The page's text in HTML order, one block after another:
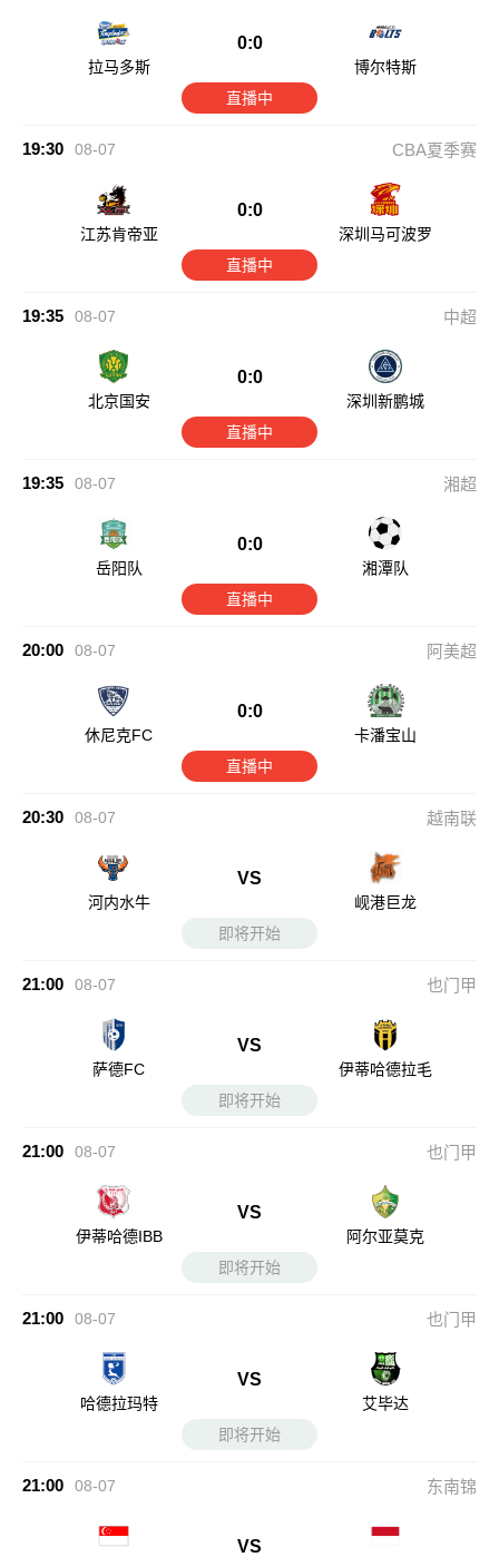
拉马多斯
0:0
博尔特斯
直播中
19:30 08-07 CBA夏季赛
江苏肯帝亚
0:0
深圳马可波罗
直播中
19:35 08-07 中超
北京国安
0:0
深圳新鹏城
直播中
19:35 08-07 湘超
岳阳队
0:0
湘潭队
直播中
20:00 08-07 阿美超
休尼克FC
0:0
卡潘宝山
直播中
20:30 08-07 越南联
河内水牛
VS
岘港巨龙
即将开始
21:00 08-07 也门甲
萨德FC
VS
伊蒂哈德拉毛
即将开始
21:00 08-07 也门甲
伊蒂哈德IBB
VS
阿尔亚莫克
即将开始
21:00 08-07 也门甲
哈德拉玛特
VS
艾毕达
即将开始
21:00 08-07 东南锦
VS